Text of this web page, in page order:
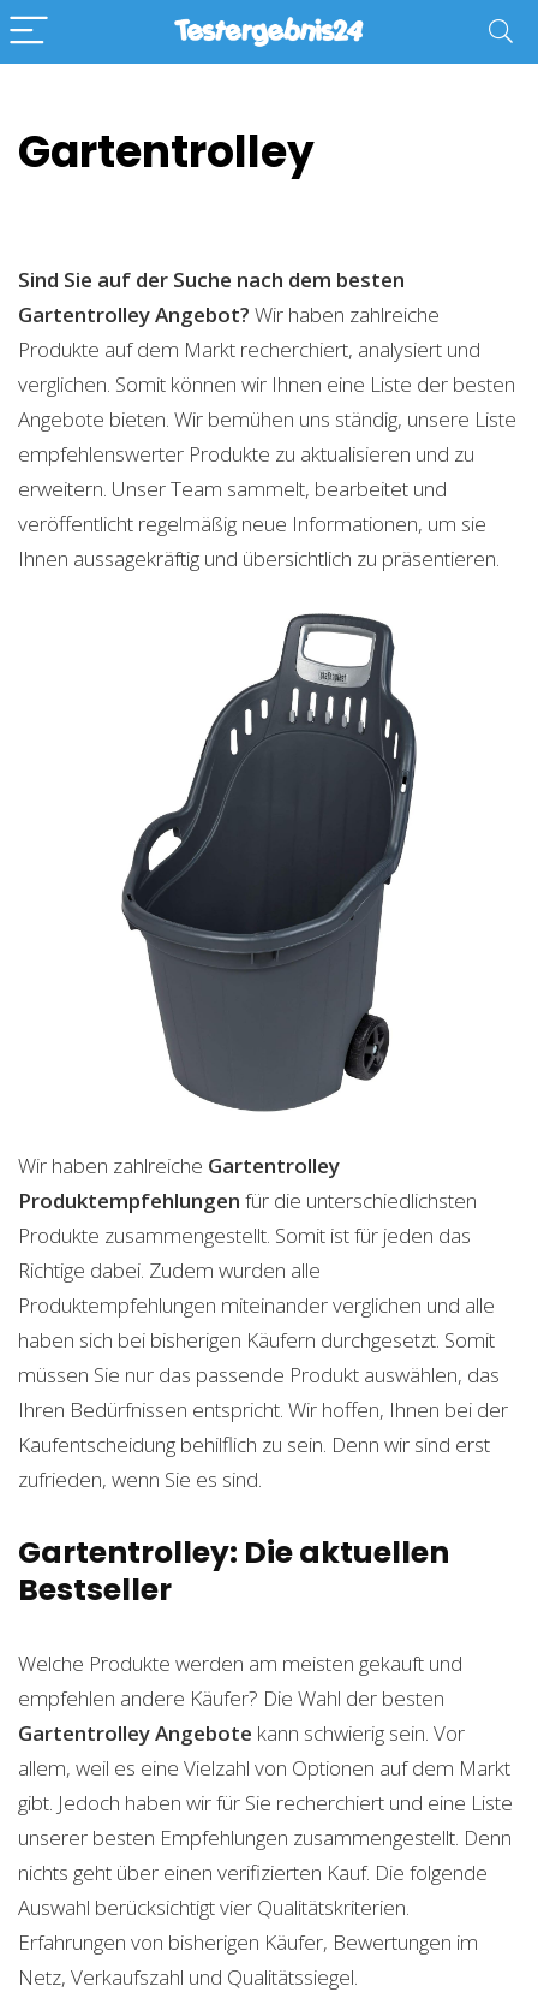
Gartentrolley
Sind Sie auf der Suche nach dem besten
GartentrolleyAngebot? Wir haben zahlreiche
Produkte auf dem Markt recherchiert, analysiert und
verglichen. Somit können wir Ihnen eine Liste der besten
Angebote bieten. Wir bemühen uns ständig, unsere Liste
empfehlenswerter Produkte zu aktualisieren und zu
erweitern. Unser Team sammelt, bearbeitet und
veröffentlicht regelmäßig neue Informationen, um sie
Ihnen aussagekräftig und übersichtlich zu präsentieren.
Wir haben zahlreiche Gartentrolley
Produktempfehlungen für die unterschiedlichsten
Produkte zusammengestellt. Somit ist für jeden das
Richtige dabei. Zudem wurden alle
Produktempfehlungen miteinander verglichen und alle
haben sich bei bisherigen Käufern durchgesetzt. Somit
müssen Sie nur das passende Produkt auswählen, das
Ihren Bedürfnissen entspricht. Wir hoffen, Ihnen bei der
Kaufentscheidung behilflich zu sein. Denn wir sind erst
zufrieden, wenn Sie es sind.
Gartentrolley: Die aktuellen
Bestseller
Welche Produkte werden am meisten gekauft und
empfehlen andere Käufer? Die Wahl der besten
GartentrolleyAngebote kann schwierig sein. Vor
allem, weil es eine Vielzahl von Optionen auf dem Markt
gibt. Jedoch haben wir für Sie recherchiert und eine Liste
unserer besten Empfehlungen zusammengestellt. Denn
nichts geht über einen verifizierten Kauf. Die folgende
Auswahl berücksichtigt vier Qualitätskriterien.
Erfahrungen von bisherigen Käufer, Bewertungen im
Netz, Verkaufszahl und Qualitätssiegel.